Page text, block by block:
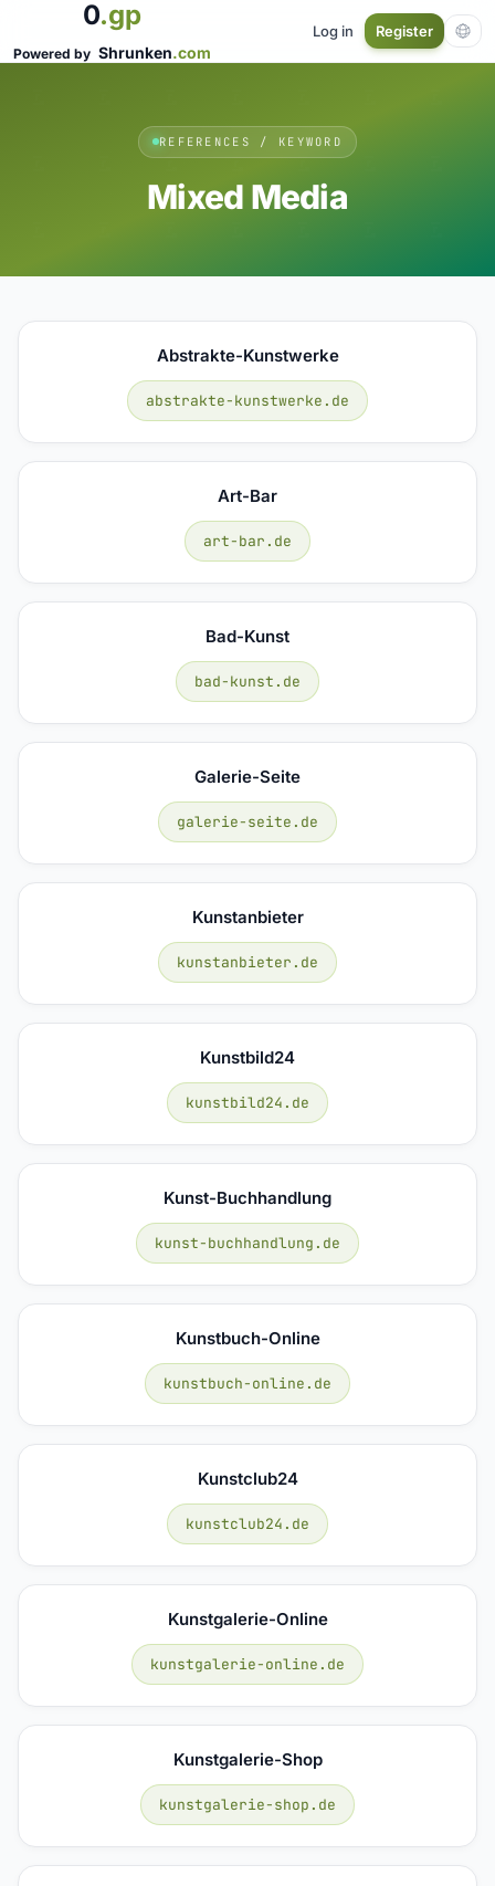
0.gp
Powered by Shrunken.com
Log in Register
REFERENCES / KEYWORD
Mixed Media
Abstrakte-Kunstwerke
abstrakte-kunstwerke.de
Art-Bar
art-bar.de
Bad-Kunst
bad-kunst.de
Galerie-Seite
galerie-seite.de
Kunstanbieter
kunstanbieter.de
Kunstbild24
kunstbild24.de
Kunst-Buchhandlung
kunst-buchhandlung.de
Kunstbuch-Online
kunstbuch-online.de
Kunstclub24
kunstclub24.de
Kunstgalerie-Online
kunstgalerie-online.de
Kunstgalerie-Shop
kunstgalerie-shop.de